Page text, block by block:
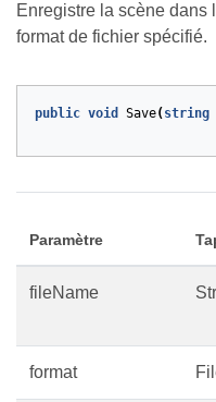
Enregistre la scène
format de fichier spécifié.
public void Save( string
Paramètre
fileName
format